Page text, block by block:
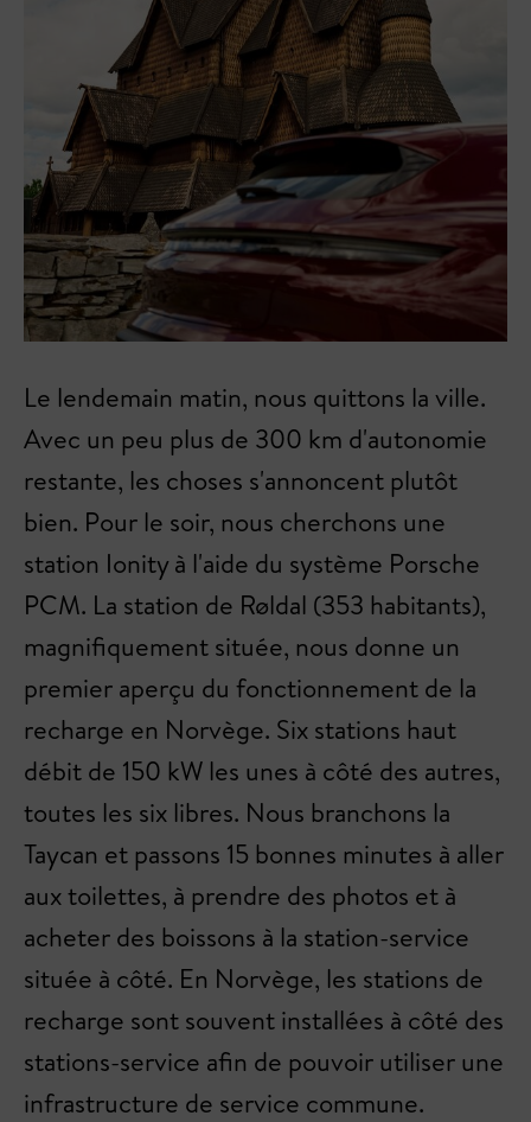
Le lendemain matin, nous quittons la ville.
Avec un peu plus de 300 km d'autonomie
restante, les choses s'annoncent plutôt
bien. Pour le soir, nous cherchons une
station Ionity à l'aide du système Porsche
PCM. La station de Røldal (353 habitants),
magnifiquement située, nous donne un
premier aperçu du fonctionnement de la
recharge en Norvège. Six stations haut
débit de 150 kW les unes à côté des autres,
toutes les six libres. Nous branchons la
Taycan et passons 15 bonnes minutes à aller
aux toilettes, à prendre des photos et à
acheter des boissons à la station-service
située à côté. En Norvège, les stations de
recharge sont souvent installées à côté des
stations-service afin de pouvoir utiliser une
infrastructure de service commune.